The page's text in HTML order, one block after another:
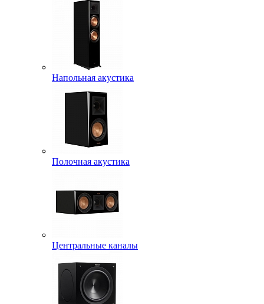
Напольная акустика
Полочная акустика
Центральные каналы